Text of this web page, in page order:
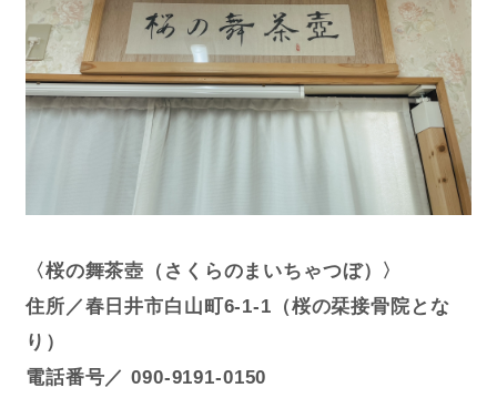
〈桜の舞茶壺（さくらのまいちゃつぼ）〉
住所／春日井市白山町6-1-1（桜の栞接骨院とな
り）
電話番号／ 090-9191-0150